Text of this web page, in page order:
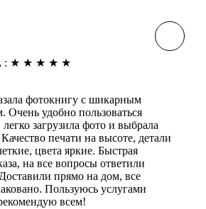
: ★ ★ ★ ★ ★
фотокнигу с шикарным
Очень удобно пользоваться
загрузила фото и выбрала
печати на высоте, детали
цвета яркие. Быстрая
на все вопросы ответили
прямо на дом, все
Пользуюсь услугами
всем!